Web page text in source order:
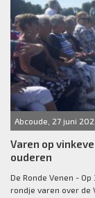
Abcoude, 27 juni
Varen op
ouderen
De Ronde Venen -
rondje varen over de